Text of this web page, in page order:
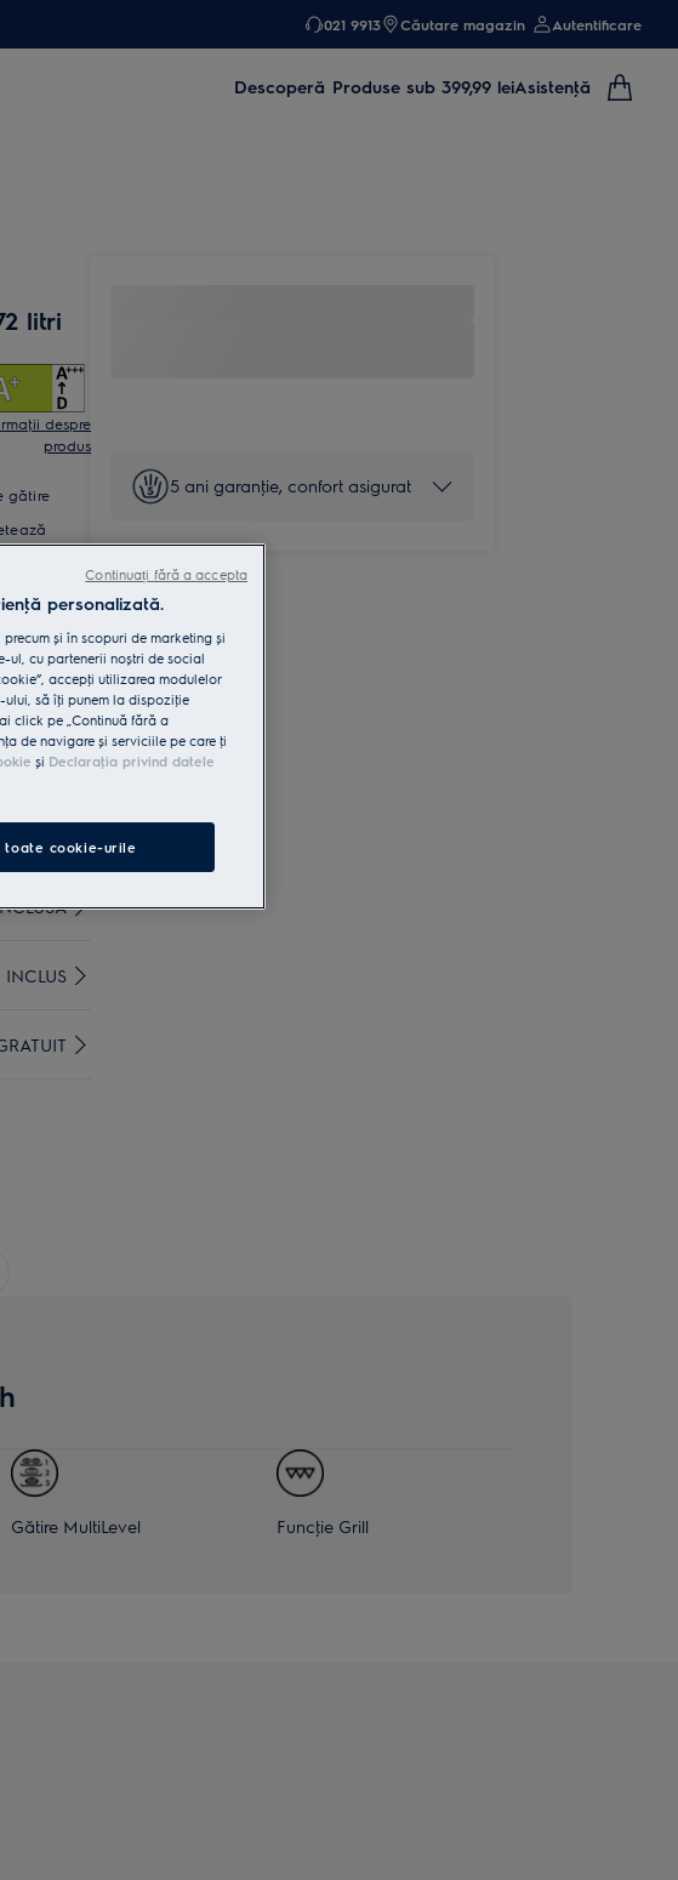
021 9913 Căutare magazin Autentificare
Descoperă Produse sub 399,99 leiAsistenţă
litri
despre
produs
gătire
35 lei
INCLUS
5 ani garanţie, confort asigurat
Gătire MultiLevel Funcţie Grill
personalizată.
și în scopuri de marketing și
ul, cu partenerii noștri de social
accepţi utilizarea modulelor
ului, să îţi punem la dispoziţie
click pe „Continuă fără a
de navigare și serviciile pe care ţi
și Declaraţia privind datele
toate cookie-urile
Continuați fără a accepta